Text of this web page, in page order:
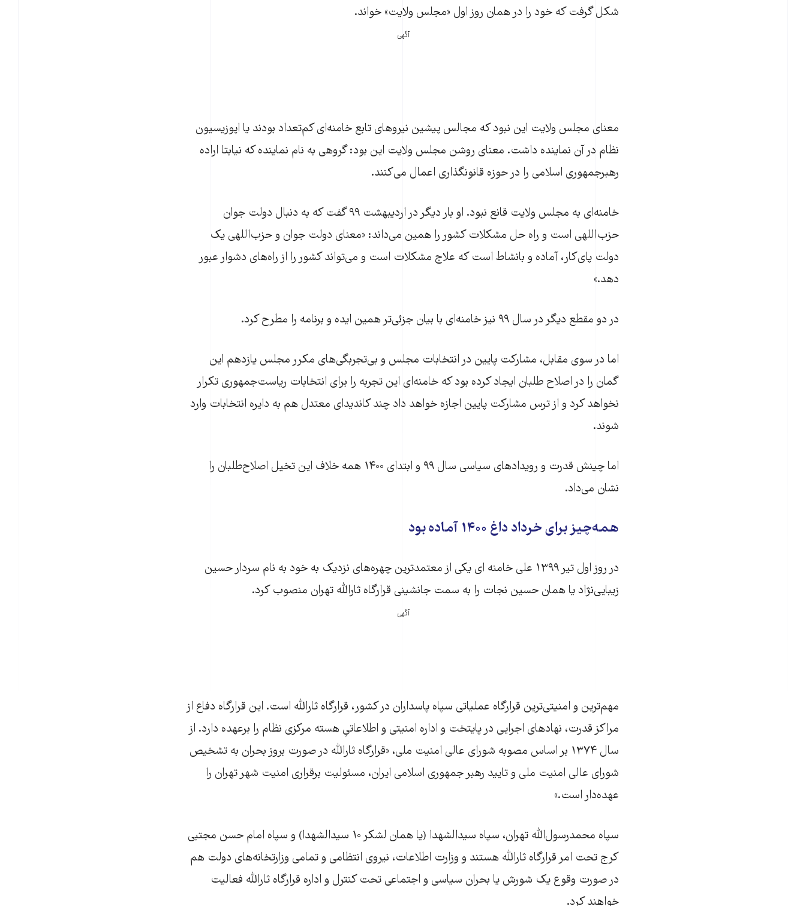
شکل گرفت که خود را در همان روز اول «مجلس ولایت» خواند.
آگهی
معنای مجلس ولایت این نبود که مجالس پیشین نیروهای تابع خامنه‌ای کم‌تعداد بودند یا اپوزیسیون
نظام در آن نماینده داشت. معنای روشن مجلس ولایت این بود: گروهی به نام نماینده که نیابتا اراده
رهبرجمهوری اسلامی را در حوزه قانونگذاری اعمال می‌کنند.
خامنه‌ای به مجلس ولایت قانع نبود. او بار دیگر در اردیبهشت ۹۹ گفت که به دنبال دولت جوان
حزب‌اللهی است و راه حل مشکلات کشور را همین می‌داند: «معنای دولت جوان و حزب‌اللهی یک
دولت پای‌کار، آماده و بانشاط است که علاج مشکلات است و می‌تواند کشور را از راه‌های دشوار عبور
دهد.»
در دو مقطع دیگر در سال ۹۹ نیز خامنه‌ای با بیان جزئی‌تر همین ایده و برنامه را مطرح کرد.
اما در سوی مقابل، مشارکت پایین در انتخابات مجلس و بی‌تجربگی‌های مکرر مجلس یازدهم این
گمان را در اصلاح طلبان ایجاد کرده بود که خامنه‌ای این تجربه را برای انتخابات ریاست‌جمهوری تکرار
نخواهد کرد و از ترس مشارکت پایین اجازه خواهد داد چند کاندیدای معتدل هم به دایره انتخابات وارد
شوند.
اما چینش قدرت و رویدادهای سیاسی سال ۹۹ و ابتدای ۱۴۰۰ همه خلاف این تخیل اصلاح‌طلبان را
نشان می‌داد.
همه‌چیز برای خرداد داغ ۱۴۰۰ آماده بود
در روز اول تیر ۱۳۹۹ علی خامنه ای یکی از معتمدترین چهره‌های نزدیک به خود به نام سردار حسین
زیبایی‌نژاد یا همان حسین نجات را به سمت جانشینی قرارگاه ثارالله تهران منصوب کرد.
آگهی
مهم‌ترین و امنیتی‌ترین قرارگاه عملیاتی سپاه پاسداران در کشور، قرارگاه ثارالله است. این قرارگاه دفاع از
مراکز قدرت، نهادهای اجرایی در پایتخت و اداره امنیتی و اطلاعاتیِ هسته مرکزی نظام را برعهده دارد. از
سال ۱۳۷۴ بر اساس مصوبه شورای عالی امنیت ملی، «قرارگاه ثارالله در صورت بروز بحران به تشخیص
شورای عالی امنیت ملی و تایید رهبر جمهوری اسلامی ایران، مسئولیت برقراری امنیت شهر تهران را
عهده‌دار است.»
سپاه محمدرسول‌الله تهران، سپاه سیدالشهدا (یا همان لشکر ۱۰ سیدالشهدا) و سپاه امام حسن مجتبی
کرج تحت امر قرارگاه ثارالله هستند و وزارت اطلاعات، نیروی انتظامی و تمامی وزارتخانه‌های دولت هم
در صورت وقوع یک شورش یا بحران سیاسی و اجتماعی تحت کنترل و اداره قرارگاه ثارالله فعالیت